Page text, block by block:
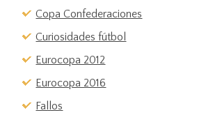
Copa Confederaciones
Curiosidades fútbol
Eurocopa 2012
Eurocopa 2016
Fallos